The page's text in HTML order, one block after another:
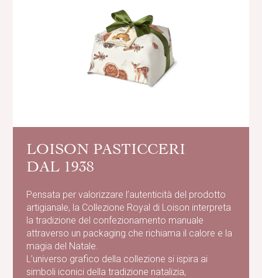
LOISON PASTICCERI
DAL 1938
Pensata per valorizzare l’autenticità del prodotto
artigianale, la Collezione Royal di Loison interpreta
la tradizione del confezionamento manuale
attraverso un packaging che richiama il calore e la
magia del Natale.
L’universo grafico della collezione si ispira ai
simboli iconici della tradizione natalizia,